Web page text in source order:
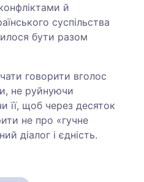
й
суспільства
бути разом
говорити вголос
не руйнуючи
її, щоб через десяток
не про «гучне
діалог і єдність.